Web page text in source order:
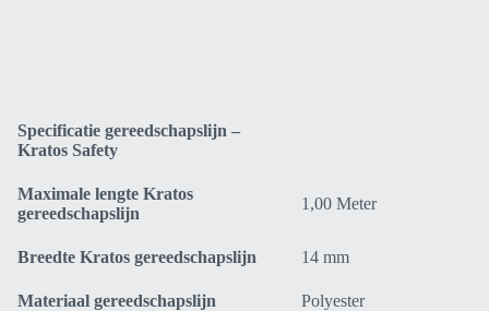
Specificatie gereedschapslijn –
Kratos Safety
Maximale lengte Kratos
gereedschapslijn
1,00 Meter
Breedte Kratos gereedschapslijn 14 mm
Materiaal gereedschapslijn Polyester